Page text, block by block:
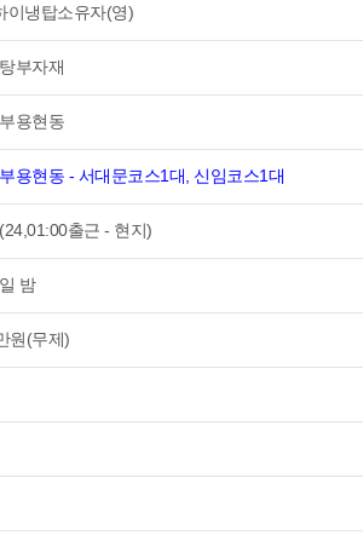
이냉탑소유자(영)
부자재
용현동
용현동 - 서대문코스1대, 신임코스1대
출근 - 현지)
밤
원(무제)